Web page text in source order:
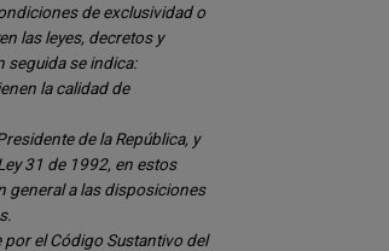
de exclusividad o
las leyes, decretos y
seguida se indica:
la calidad de
de la República, y
31 de 1992, en estos
general a las disposiciones
el Código Sustantivo del